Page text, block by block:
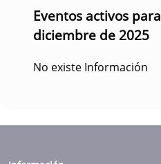
Eventos activos
diciembre de 2025
No existe Información